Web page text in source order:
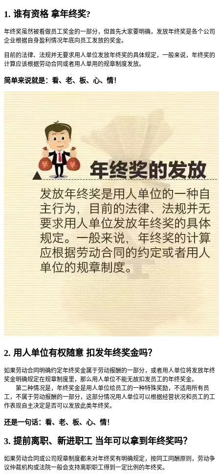
1. 谁有资格 拿年终奖?
年终奖虽然被看做员工奖金的一部分，但首先大家要明确，发放年终奖是各个公司
企业根据自身盈利情况年底向员工发放的奖金。
目前的法律、法规并无要求用人单位发放年终奖的具体规定，一般来说，年终奖的
计算应该根据劳动合同或者用人单用的规章制度发放。
简单来说就是：看、老、板、心、情！
2. 用人单位有权随意 扣发年终奖金吗？
如果劳动合同明确约定年终奖金属于劳动报酬的一部分，或者用人单位将发放年终
奖金明确规定在规章制度里，那么用人单位不能无故扣发员工的年终奖金。
第二种情况是，年终奖金是用人单位给员工的一种特殊奖励，不适用所有员
工，不属于劳动报酬的一部分，这部分情况用人单位可以根据经营状况和员工的工
作表现自主决定是否可以发放此类年终奖。
还是一句话：看、老、板、心、情！
3. 提前离职、新进职工 当年可以拿到年终奖吗？
如果劳动合同或公司规章制度都未对年终奖有明确规定，按同工同酬原则，劳动争
议仲裁机构或法院一般会支持离职职工得到一定比例的年终奖。